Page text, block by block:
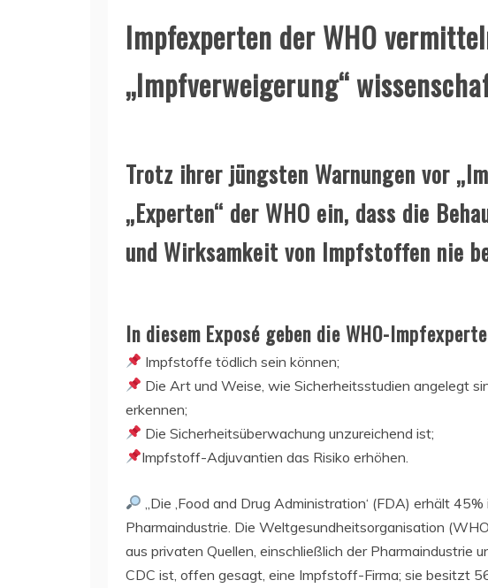
Impfexperten der WHO
„Impfverweigerung“
Trotz ihrer jüngsten Warnungen vor
„Experten“ der WHO ein, dass die
und Wirksamkeit von Impfstoffen nie
In diesem Exposé geben die WHO-
Impfstoffe tödlich sein können;
Die Art und Weise, wie Sicherheitsstudien angelegt
erkennen;
Die Sicherheitsüberwachung unzureichend ist;
Impfstoff-Adjuvantien das Risiko erhöhen.
„Die ‚Food and Drug Administration‘ (FDA) erhält
Pharmaindustrie. Die Weltgesundheitsorganisation
aus privaten Quellen, einschließlich der Pharmaindustrie
CDC ist, offen gesagt, eine Impfstoff-Firma; sie besitzt